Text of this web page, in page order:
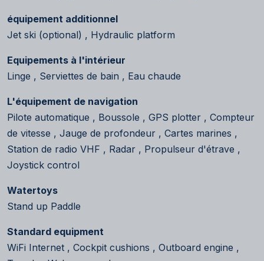
équipement additionnel
Jet ski (optional) , Hydraulic platform
Equipements à l'intérieur
Linge , Serviettes de bain , Eau chaude
L'équipement de navigation
Pilote automatique , Boussole , GPS plotter , Compteur
de vitesse , Jauge de profondeur , Cartes marines ,
Station de radio VHF , Radar , Propulseur d'étrave ,
Joystick control
Watertoys
Stand up Paddle
Standard equipment
WiFi Internet , Cockpit cushions , Outboard engine ,